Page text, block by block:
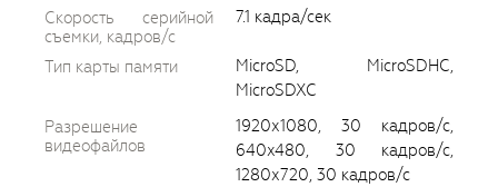
Скорость серийной
съемки, кадров/с
7.1 кадра/сек
Тип карты памяти
MicroSD, MicroSDHC,
MicroSDXC
Разрешение
видеофайлов
1920х1080, 30 кадров/с,
640x480, 30 кадров/с,
1280х720, 30 кадров/с